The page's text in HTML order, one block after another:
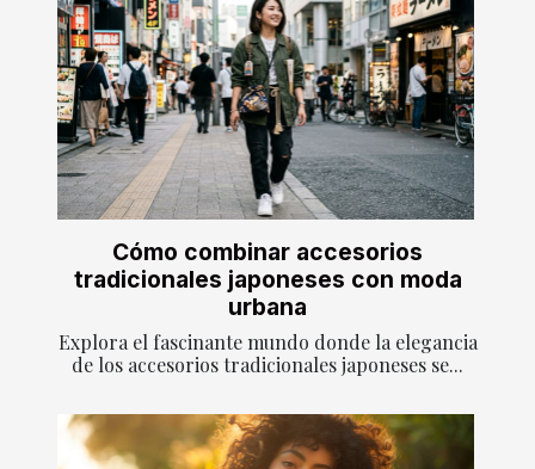
Cómo combinar accesorios
tradicionales japoneses con moda
urbana
Explora el fascinante mundo donde la elegancia
de los accesorios tradicionales japoneses se...